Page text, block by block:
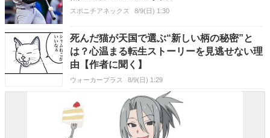
スポニチアネックス 8/9(日) 1:30
死んだ猫が天国で選ぶ“新しい柄の秘密”と
は？心温まる転生ストーリーを見逃せない理
由【作者に聞く】
ウォーカープラス 8/9(日) 1:29